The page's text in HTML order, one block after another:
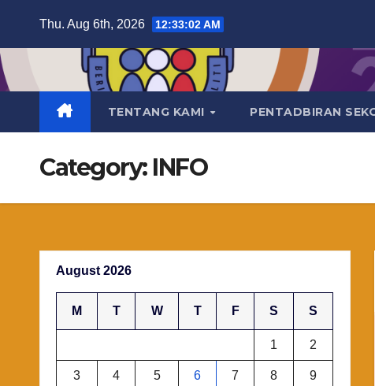
content
Thu. Aug 6th, 2026 12:33:03 AM
TENTANG KAMI PENTADBIRAN
Category: INFO
August 2026
M T W T F S S
1 2
3 4 5 6 7 8 9